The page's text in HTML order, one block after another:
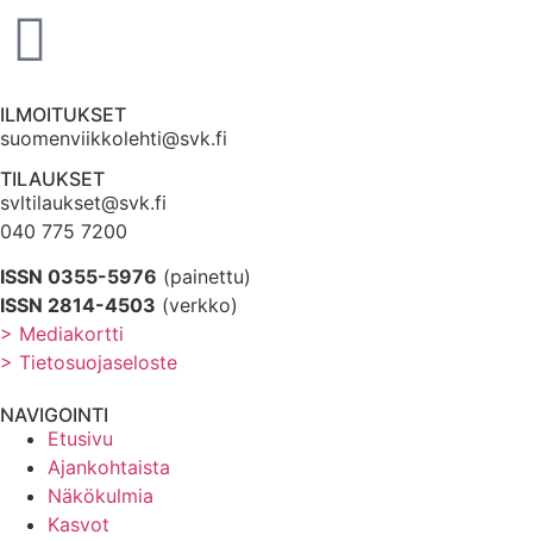
ILMOITUKSET
suomenviikkolehti@svk.fi
TILAUKSET
svltilaukset@svk.fi
040 775 7200
ISSN 0355-5976 (painettu)
ISSN 2814-4503 (verkko)
> Mediakortti
> Tietosuojaseloste
NAVIGOINTI
Etusivu
Ajankohtaista
Näkökulmia
Kasvot